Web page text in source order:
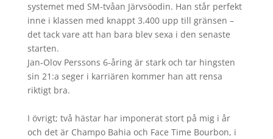
systemet med SM-tvåan Järvsöodin. Han står perfekt
inne i klassen med knappt 3.400 upp till gränsen –
det tack vare att han bara blev sexa i den senaste
starten.
Jan-Olov Perssons 6-åring är stark och tar hingsten
sin 21:a seger i karriären kommer han att rensa
riktigt bra.
I övrigt; två hästar har imponerat stort på mig i år
och det är Champo Bahia och Face Time Bourbon, i